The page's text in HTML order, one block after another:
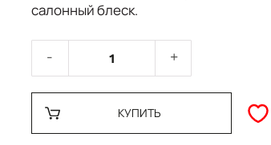
салонный блеск.
КУПИТЬ